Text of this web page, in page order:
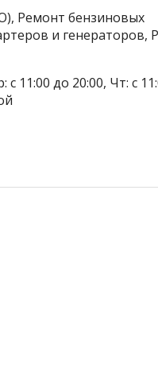
Ремонт бензиновых
и генераторов,
11:00 до 20:00, Чт: с